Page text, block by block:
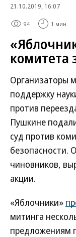
21.10.2019, 16:07
94 1 мин.
комитета
Организаторы
поддержку
против
Пушкине
суд против
безопасности.
чиновников,
акции.
«Яблочники»
митинга
предложениям